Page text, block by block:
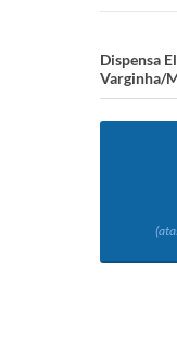
Dispensa
Varginha/